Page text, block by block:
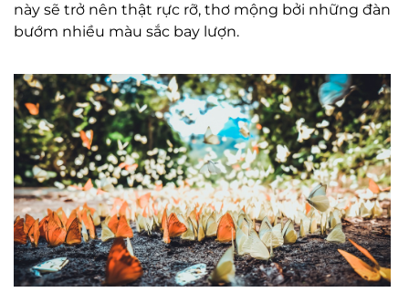
này sẽ trở nên thật rực rỡ, thơ mộng bởi những đàn
bướm nhiều màu sắc bay lượn.